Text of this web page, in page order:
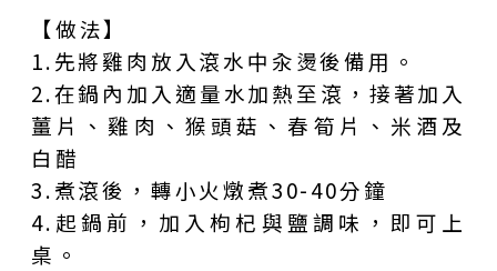
【做法】
1.先將雞肉放入滾水中汆燙後備用。
2.在鍋內加入適量水加熱至滾，接著加入
薑片、雞肉、猴頭菇、春筍片、米酒及
白醋
3.煮滾後，轉小火燉煮30-40分鐘
4.起鍋前，加入枸杞與鹽調味，即可上
桌。